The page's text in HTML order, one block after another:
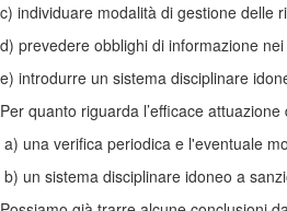
c) individuare modalità di gestione delle
d) prevedere obblighi di informazione
e) introdurre un sistema disciplinare
Per quanto riguarda l’efficace
a) una verifica periodica e l'eventuale
b) un sistema disciplinare idoneo a